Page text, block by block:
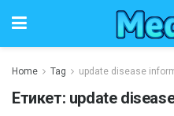
Home Tag update disease
Етикет: update